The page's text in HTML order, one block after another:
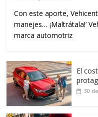
Con este aporte,
manejes… ¡Maltrátala!’
marca automotriz
El
30